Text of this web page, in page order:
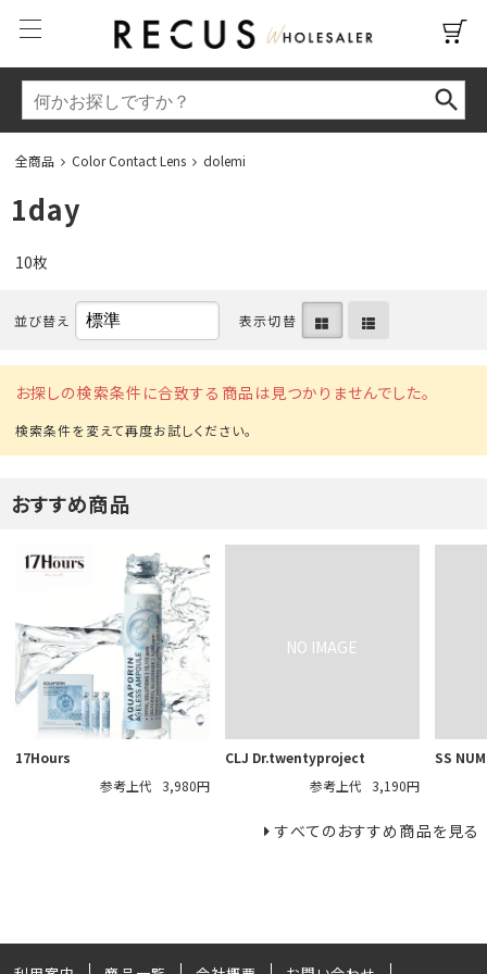
全商品 Color Contact Lens dolemi
1day
10枚
並び替え 表示切替
お探しの検索条件に合致する商品は見つかりませんでした。
おすすめ商品
17Hours
参考上代
3,980円
CLJ Dr.twentyproject
参考上代
3,190円
SS
すべてのおすすめ商品を見る